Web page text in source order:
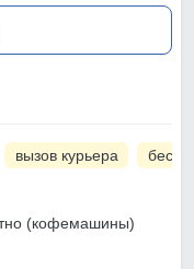
вызов курьера
(кофемашины)